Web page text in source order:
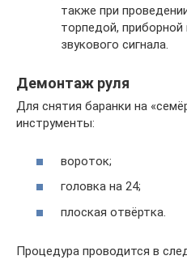
также при
торпедой,
звукового сигнала.
Демонтаж руля
Для снятия баранки на
инструменты:
вороток;
головка на 24;
плоская отвёртка.
Процедура проводится в